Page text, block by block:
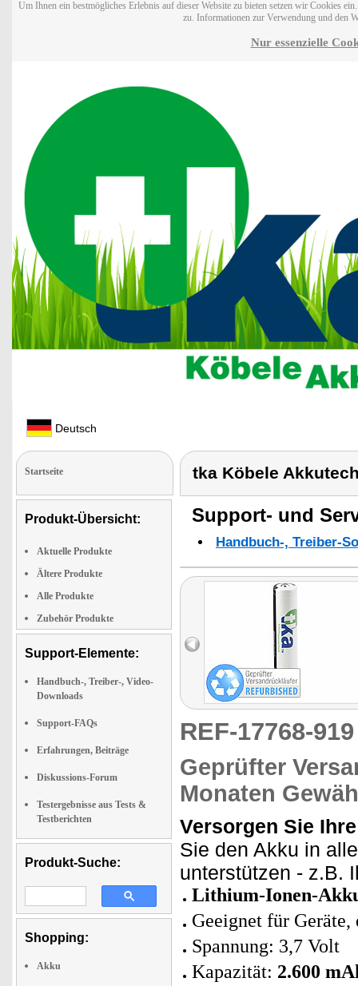
Um Ihnen ein bestmögliches Erlebnis auf dieser Website zu bieten setzen wir Cookies
zu. Informationen zur Verwendung und den
Nur essenzielle
Deutsch
Startseite
Produkt-Übersicht:
Aktuelle Produkte
Ältere Produkte
Alle Produkte
Zubehör Produkte
Support-Elemente:
Handbuch-, Treiber-, Video-
Downloads
Support-FAQs
Erfahrungen, Beiträge
Diskussions-Forum
Testergebnisse aus Tests &
Testberichten
Produkt-Suche:
Shopping:
Akku
tka Köbele
Support- und
Handbuch-, Treiber-
REF-17768-
Geprüfter
Monaten
Versorgen Sie
Sie den Akku in
unterstützen - z.B.
Lithium-Ionen-
Geeignet für
Spannung: 3,7 Volt
Kapazität: 2.600